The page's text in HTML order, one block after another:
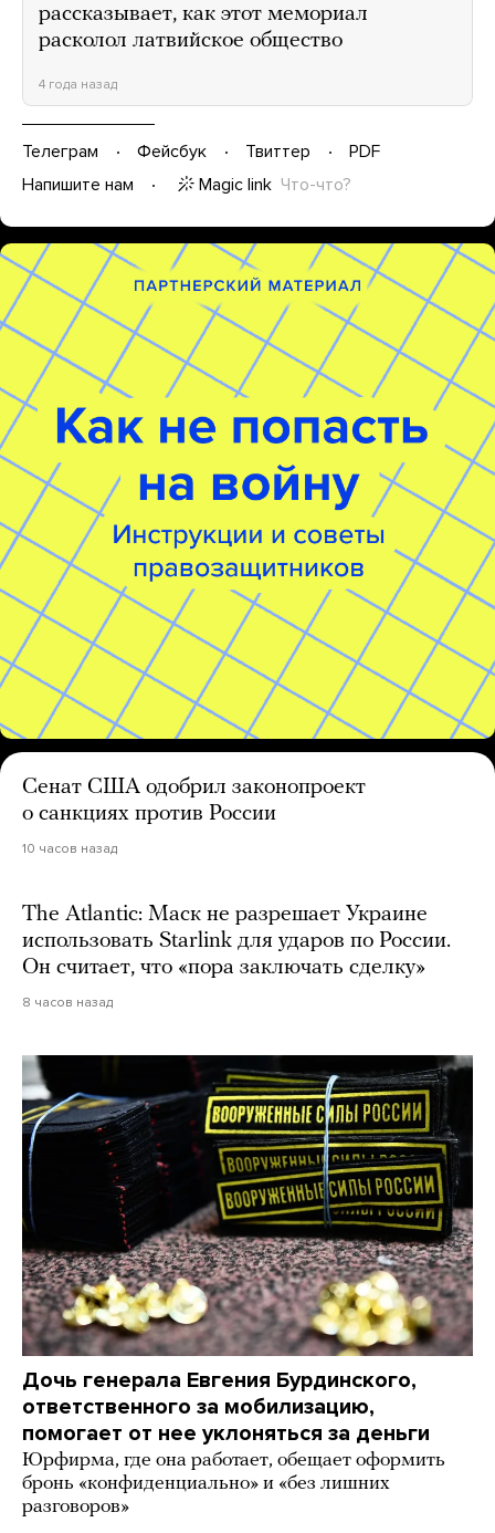
рассказывает, как этот мемориал
расколол латвийское общество
4 года назад
Телеграм Фейсбук Твиттер
PDF
Напишите нам
Magic link Что-что?
Сенат США одобрил законопроект
о санкциях против России
10 часов назад
The Atlantic: Маск не разрешает Украине
использовать Starlink для ударов по России.
Он считает, что «пора заключать сделку»
8 часов назад
Дочь генерала Евгения Бурдинского,
ответственного за мобилизацию,
помогает от нее уклоняться за деньги
Юрфирма, где она работает, обещает оформить
бронь «конфиденциально» и «без лишних
разговоров»